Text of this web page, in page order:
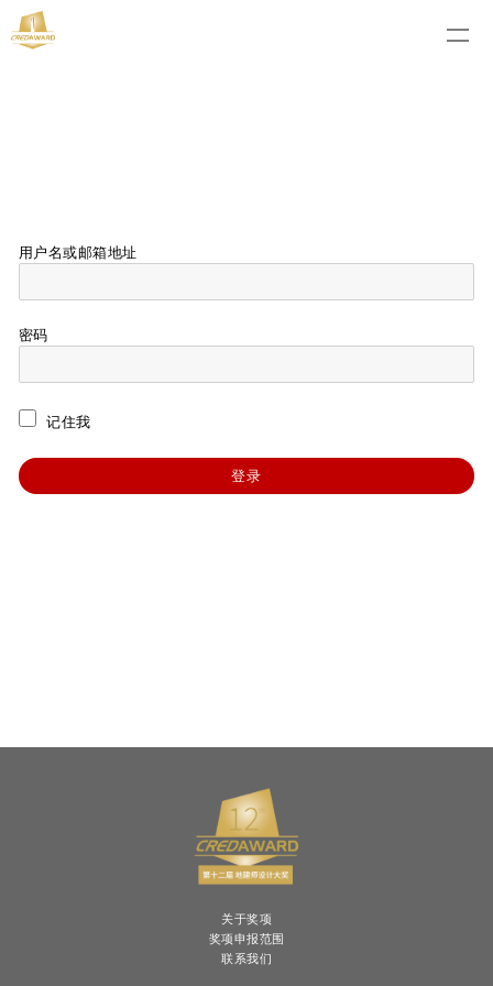
用户名或邮箱地址
密码
记住我
关于奖项
奖项申报范围
联系我们